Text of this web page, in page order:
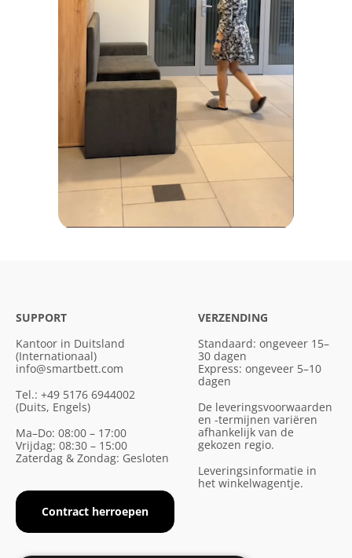
SUPPORT
Kantoor in Duitsland
(Internationaal)
info@smartbett.com
Tel.: +49 5176 6944002
(Duits, Engels)
Ma–Do: 08:00 – 17:00
Vrijdag: 08:30 – 15:00
Zaterdag & Zondag: Gesloten
Contract herroepen
VERZENDING
Standaard: ongeveer 15–
30 dagen
Express: ongeveer 5–10
dagen
De leveringsvoorwaarden
en -termijnen variëren
afhankelijk van de
gekozen regio.
Leveringsinformatie in
het winkelwagentje.